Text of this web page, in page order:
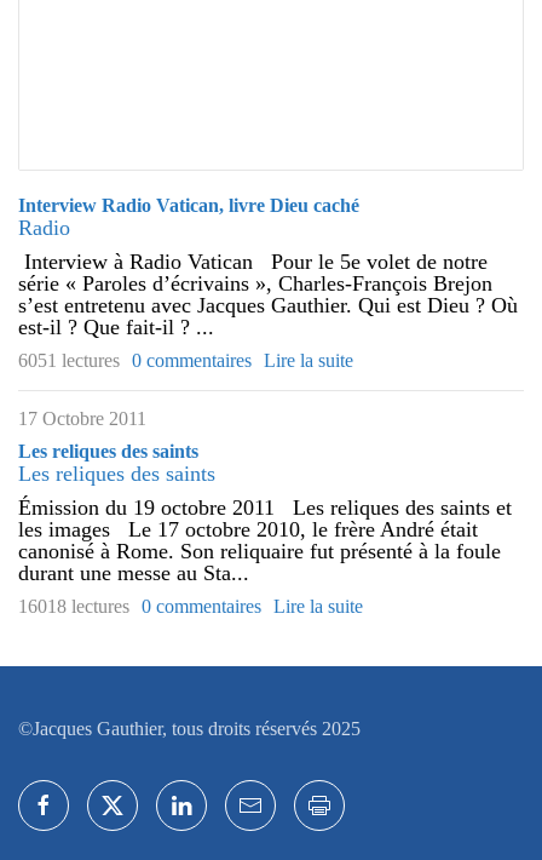
Interview Radio Vatican, livre Dieu caché
Radio
Interview à Radio Vatican Pour le 5e volet de notre
série « Paroles d’écrivains », Charles-François Brejon
s’est entretenu avec Jacques Gauthier. Qui est Dieu ? Où
est-il ? Que fait-il ? ...
6051 lectures 0 commentaires Lire la suite
17 Octobre 2011
Les reliques des saints
Les reliques des saints
Émission du 19 octobre 2011 Les reliques des saints et
les images Le 17 octobre 2010, le frère André était
canonisé à Rome. Son reliquaire fut présenté à la foule
durant une messe au Sta...
16018 lectures 0 commentaires Lire la suite
©Jacques Gauthier, tous droits réservés 2025